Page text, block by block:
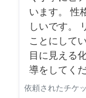
います。 性
しいです。
ことにして
目に見える
導をしてく
依頼されたチケ